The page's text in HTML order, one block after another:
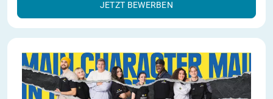
JETZT BEWERBEN